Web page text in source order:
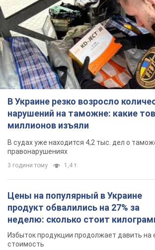
В Украине резко возросло
нарушений на таможне: какие
миллионов изъяли
В судах уже находится 4,2 тыс. дел о
правонарушениях
3 години тому 1,4 т.
Цены на популярный в Украине
продукт обвалились на 27% за
неделю: сколько стоит
Избыток продукции продолжает давить на
стоимость